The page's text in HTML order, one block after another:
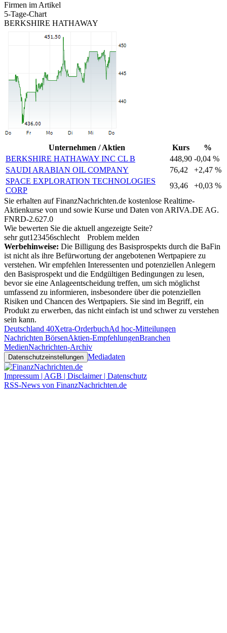
Firmen im Artikel
5-Tage-Chart
BERKSHIRE HATHAWAY
Unternehmen / Aktien Kurs
%
BERKSHIRE HATHAWAY INC CL B
448,90 -0,04 %
SAUDI ARABIAN OIL COMPANY
76,42
+2,47 %
SPACE EXPLORATION TECHNOLOGIES
CORP
93,46
+0,03 %
Sie erhalten auf FinanzNachrichten.de kostenlose Realtime-
Aktienkurse von und sowie Kurse und Daten von ARIVA.DE AG.
FNRD-2.627.0
Wie bewerten Sie die aktuell angezeigte Seite?
sehr gut1 23456schlecht
Problem melden
Werbehinweise: Die Billigung des Basisprospekts durch die BaFin
ist nicht als ihre Befürwortung der angebotenen Wertpapiere zu
verstehen. Wir empfehlen Interessenten und potenziellen Anlegern
den Basisprospekt und die Endgültigen Bedingungen zu lesen,
bevor sie eine Anlageentscheidung treffen, um sich möglichst
umfassend zu informieren, insbesondere über die potenziellen
Risiken und Chancen des Wertpapiers. Sie sind im Begriff, ein
Produkt zu erwerben, das nicht einfach ist und schwer zu verstehen
sein kann.
Deutschland 40Xetra-OrderbuchAd hoc-Mitteilungen
Nachrichten BörsenAktien-EmpfehlungenBranchen
MedienNachrichten-Archiv
Datenschutzeinstellungen Mediadaten
Impressum | AGB | Disclaimer | Datenschutz
RSS-News von FinanzNachrichten.de